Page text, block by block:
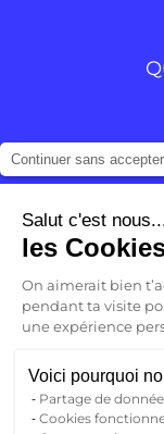
Continuer sans accepter
Salut c'est
les
On aimerait bien
pendant ta visite
une expérience
Voici pourquoi
Partage de
Cookies